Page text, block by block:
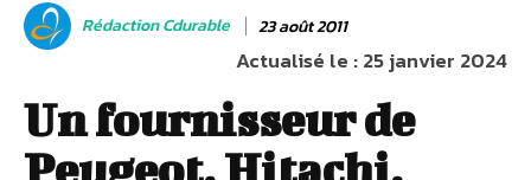
Rédaction Cdurable 23 août 2011
Actualisé le :25 janvier 2024
Un fournisseur de